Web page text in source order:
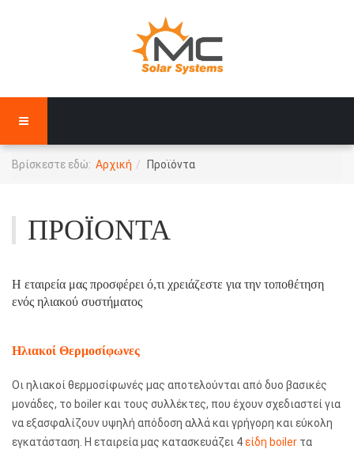
Βρίσκεστε εδώ: Αρχική Προϊόντα
ΠΡΟΪΌΝΤΑ
Η εταιρεία μας προσφέρει ό,τι χρειάζεστε για την τοποθέτηση
ενός ηλιακού συστήματος
Ηλιακοί Θερμοσίφωνες
Οι ηλιακοί θερμοσίφωνές μας αποτελούνται από δυο βασικές
μονάδες, το boiler και τους συλλέκτες, που έχουν σχεδιαστεί για
να εξασφαλίζουν υψηλή απόδοση αλλά και γρήγορη και εύκολη
εγκατάσταση. Η εταιρεία μας κατασκευάζει 4είδη boiler τα